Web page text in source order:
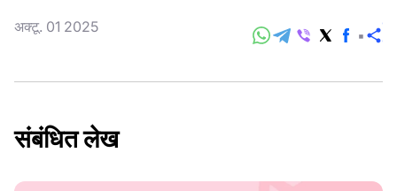
अक्टू. 01 2025
संबंधित लेख